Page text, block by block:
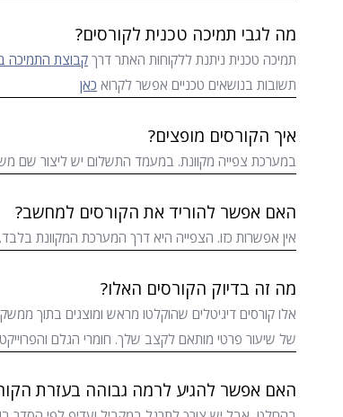
מה לגבי תמיכה טכנית לקורסים?
תמיכה טכנית ניתנת ללקוחות האתר דרך קבוצת התמיכה
תשובות בנושאים טכניים אפשר לקרוא כאן
איך הקורסים מופצים?
במערכת צפייה מקוונת. במעמד התשלום יש ליצור שם
האם אפשר להוריד את הקורסים למחשב?
אין אפשרות כזו. הצפייה היא דרך המערכת המקוונת בלבד.
מה זה בדיוק הקורסים האלו?
אלו קורסים דיגיטלים שהוקלטו מראש ומוצגים בתוך
של שיעור פרטי מותאם לקצב שלך. חומרי הגלם
האם אפשר להגיע לרמה גבוהה בעזרת